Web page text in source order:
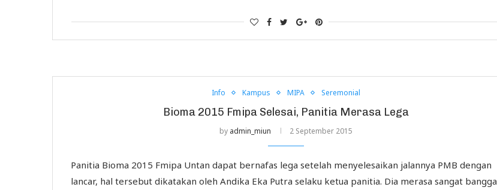
Info Kampus MIPA Seremonial
Bioma 2015 Fmipa Selesai, Panitia Merasa Lega
by admin_miun 2 September 2015
Panitia Bioma 2015 Fmipa Untan dapat bernafas lega setelah menyelesaikan jalannya PMB dengan
lancar, hal tersebut dikatakan oleh Andika Eka Putra selaku ketua panitia. Dia merasa sangat bangga